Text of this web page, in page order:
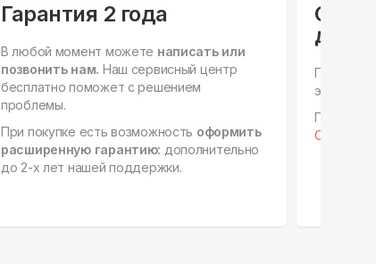
Гарантия 2 года
В любой момент можете написать или
позвонить нам. Наш сервисный центр
бесплатно поможет с решением
проблемы.
При покупке есть возможность оформить
расширенную гарантию: дополнительно
до 2-х лет нашей поддержки.
для
этапах,
Готовы к